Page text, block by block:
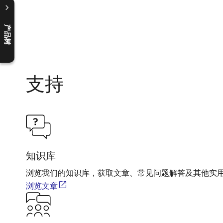
产品树
C
l
o
s
e
p
r
o
d
u
c
t
t
r
e
e
m
e
n
O
p
e
n
p
r
o
d
u
c
t
t
r
e
e
m
e
n
支持
知识库
浏览我们的知识库，获取文章、常见问题解答及其他实
浏览文章